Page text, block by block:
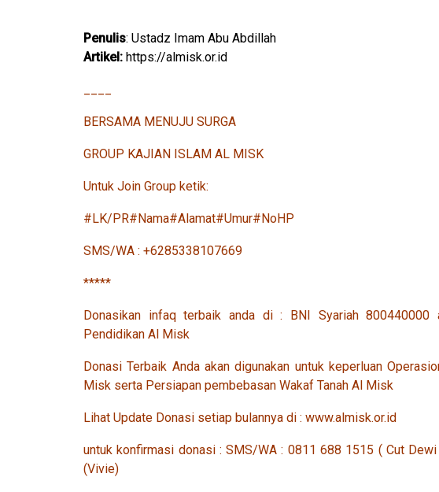
Penulis: Ustadz Imam Abu Abdillah
Artikel: https://almisk.or.id
BERSAMA MENUJU SURGA
GROUP KAJIAN ISLAM AL MISK
Untuk Join Group ketik:
#LK/PR#Nama#Alamat#Umur#NoHP
SMS/WA : +6285338107669
*****
Donasikan infaq terbaik anda di : BNI Syariah 800440000
Pendidikan Al Misk
Donasi Terbaik Anda akan digunakan untuk keperluan
Misk serta Persiapan pembebasan Wakaf Tanah Al Misk
Lihat Update Donasi setiap bulannya di : www.almisk.or.id
untuk konfirmasi donasi : SMS/WA : 0811 688 1515 ( Cut
(Vivie)